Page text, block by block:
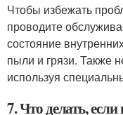
Чтобы избежать
проводите
состояние
пыли и грязи. Также
используя
7. Что делать,